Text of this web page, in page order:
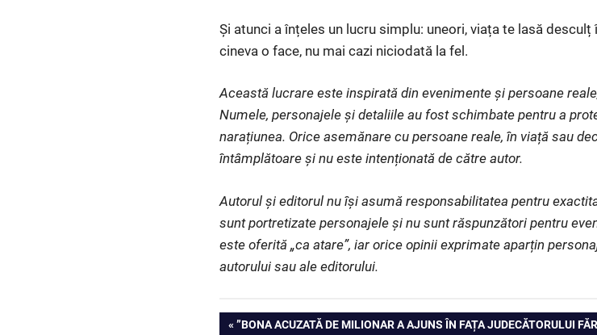
Și atunci a înțeles un lucru simplu: uneori, viața te lasă
cineva o face, nu mai cazi niciodată la fel.
Această lucrare este inspirată din evenimente și persoane
Numele, personajele și detaliile au fost schimbate pentru a
narațiunea. Orice asemănare cu persoane reale, în viață sau
întâmplătoare și nu este intenționată de către autor.
Autorul și editorul nu își asumă responsabilitatea pentru
sunt portretizate personajele și nu sunt răspunzători pentru
este oferită „ca atare”, iar orice opinii exprimate aparțin
autorului sau ale editorului.
Navigare
PREVIOUS
”BONA ACUZATĂ DE MILIONAR A AJUNS ÎN FAȚA JUDECĂTORULUI